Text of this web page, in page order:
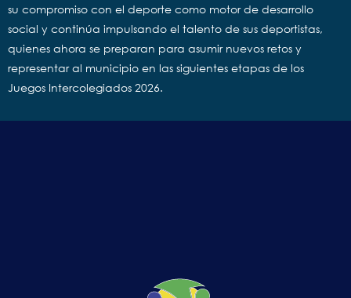
su compromiso con el deporte como motor de desarrollo
social y continúa impulsando el talento de sus deportistas,
quienes ahora se preparan para asumir nuevos retos y
representar al municipio en las siguientes etapas de los
Juegos Intercolegiados 2026.